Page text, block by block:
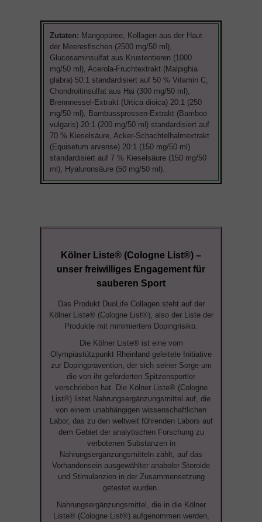
Zutaten: Mangopüree, Kollagen aus der Haut
der Meeresfischen (2500 mg/50 ml),
Glucosaminsulfat aus Krustentieren (1000
mg/50 ml), Acerola-Fruchtextrakt (Malpighia
glabra) 50:1 standardisiert auf 50 % Vitamin C,
Chondroitinsulfat aus Hai (300 mg/50 ml),
Brennnessel-Extrakt (Urtica dioica) 20:1 (250
mg/50 ml), Bambussprossen-Extrakt (Bamboo
vulgaris) 20:1 (200 mg/50 ml) standardisiert auf
70 % Kieselsäure, Acker-Schachtelhalmextrakt
(Equisetum arvense) 20:1 (150 mg/50 ml)
standardisiert auf 7 % Kieselsäure (150 mg/50
ml), Hyaluronsäure (50 mg/50 ml).
Kölner Liste® (Cologne List®) –
unser freiwilliges Engagement für
sauberen Sport
Das Produkt DuoLife Collagen steht auf der
Kölner Liste® (Cologne List®), also der Liste der
Produkte mit minimiertem Dopingrisiko.
Die Kölner Liste® ist eine vom
Olympiastützpunkt Rheinland geleitete Initiative
zur Dopingprävention, der sich seiner Sorge um
die von ihr geförderten Spitzensportler
verschrieben hat. Die Kölner Liste® (Cologne
List®) listet Nahrungsergänzungsmittel auf, die
von einem unabhängigen wissenschaftlichen
Labor, das zu den weltweit führenden Labors auf
dem Gebiet der analytischen Forschung zu
verbotenen Substanzen in
Nahrungsergänzungsmitteln zählt, auf das
Vorhandensein ausgewählter anaboler Steroide
und Stimulanzien in der Zusammensetzung
getestet wurden.
Nahrungsergänzungsmittel, die in die Kölner
Liste® (Cologne List®) aufgenommen werden,